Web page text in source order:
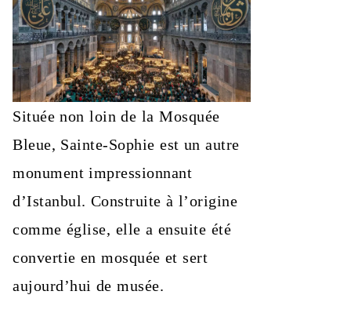
Située non loin de la Mosquée
Bleue, Sainte-Sophie est un autre
monument impressionnant
d’Istanbul. Construite à l’origine
comme église, elle a ensuite été
convertie en mosquée et sert
aujourd’hui de musée.